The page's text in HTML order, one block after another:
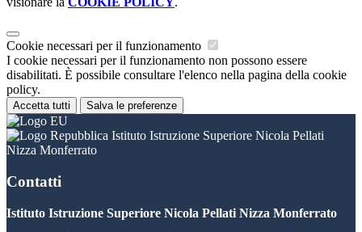
Cookie necessari per il funzionamento
I cookie necessari per il funzionamento non possono essere
disabilitati. È possibile consultare l'elenco nella pagina della cookie
policy.
Accetta tutti Salva le preferenze
Istituto Istruzione Superiore Nicola Pellati
Nizza Monferrato
Contatti
Istituto Istruzione Superiore Nicola Pellati Nizza Monferrato